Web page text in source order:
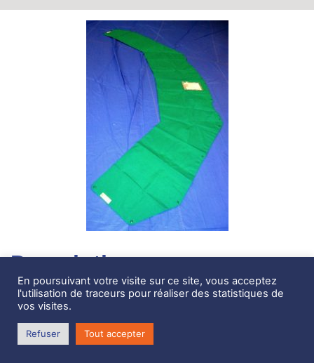
Description
Toile Ocqueteau 625
rideaux neufs Ocqueteau 625
En poursuivant votre visite sur ce site, vous acceptez
l'utilisation de traceurs pour réaliser des statistiques de
vos visites.
Refuser Tout accepter